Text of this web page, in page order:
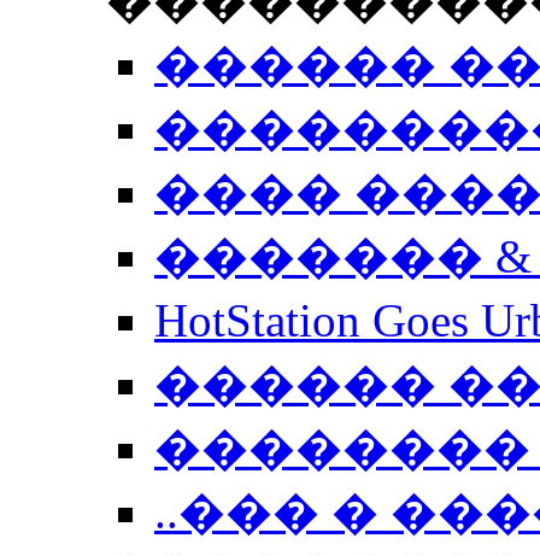
������
����
�������
HotStation
������
��������
..��� �